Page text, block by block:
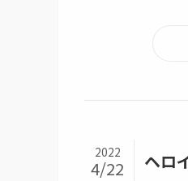
ヘロ
2022
4/22